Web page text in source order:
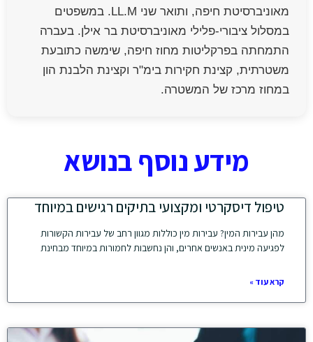
מאוניברסיטת חיפה, ותואר שני LL.M. במשפטים
במסלול ציבורי-פלילי מאוניברסיטת בר אילן. בעברה
התמחתה בפרקליטות מחוז חיפה, שימשה כתובעת
משטרתית, קצינת חקירות בימ"ר וקצינת הלבנת הון
במחוז מרכז של המשטרה.
מידע נוסף בנושא
טיפול דיסקרטי ומקצועי בתיקים רגישים במיוחד
מהן עבירות המין? עבירות מין כוללות מגוון רחב של עבירות הקשורות
לפגיעה מינית באנשים אחרים, והן נחשבות לחמורות במיוחד מבחינת
קרא עוד »